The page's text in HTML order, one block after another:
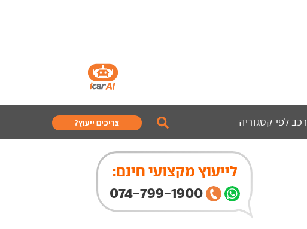
רכב לפי קטגוריה צריכים ייעוץ?
לייעוץ מקצועי חינם: